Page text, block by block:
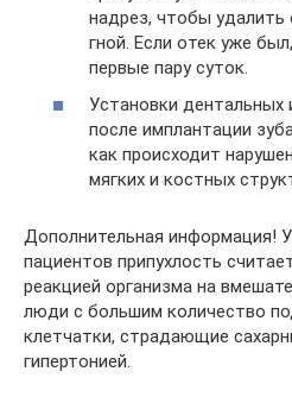
надрез, чтобы удалить
гной. Если отек уже
первые пару суток.
Установки
после имплантации
как происходит
мягких и костных
Дополнительная информация!
пациентов припухлость
реакцией организма на
люди с большим количество
клетчатки, страдающие
гипертонией.